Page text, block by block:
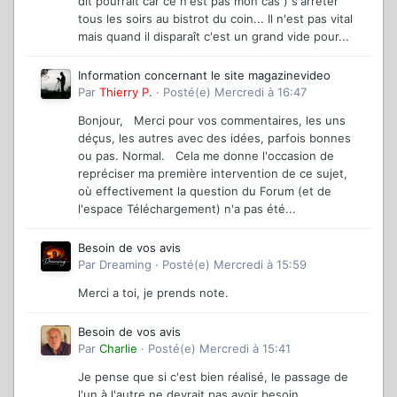
tous les soirs au bistrot du coin... Il n'est pas vital
mais quand il disparaît c'est un grand vide pour...
Information concernant le site magazinevideo
Par Thierry P. · Posté(e) Mercredi à 16:47
Bonjour, Merci pour vos commentaires, les uns
déçus, les autres avec des idées, parfois bonnes
ou pas. Normal. Cela me donne l'occasion de
repréciser ma première intervention de ce sujet,
où effectivement la question du Forum (et de
l'espace Téléchargement) n'a pas été...
Besoin de vos avis
Par Dreaming · Posté(e) Mercredi à 15:59
Merci a toi, je prends note.
Besoin de vos avis
Par Charlie · Posté(e) Mercredi à 15:41
Je pense que si c'est bien réalisé, le passage de